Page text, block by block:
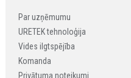
Par uzņēmumu
URETEK tehnoloģija
Vides ilgtspējība
Komanda
Privātuma noteikumi